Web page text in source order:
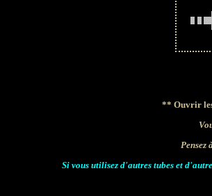
** Ouvrir
Pensez
Si vous utilisez d'autres tubes et